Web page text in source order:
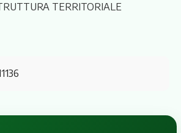
TERRITORIALE